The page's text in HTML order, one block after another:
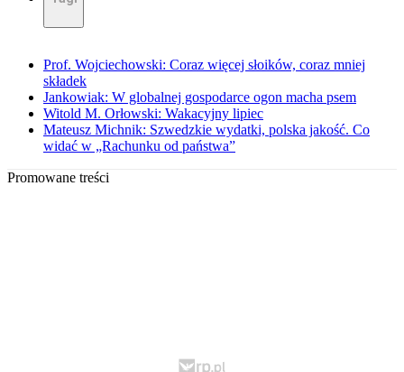
Prof. Wojciechowski: Coraz więcej słoików, coraz mniej
składek
Jankowiak: W globalnej gospodarce ogon macha psem
Witold M. Orłowski: Wakacyjny lipiec
Mateusz Michnik: Szwedzkie wydatki, polska jakość. Co
widać w „Rachunku od państwa”
Promowane treści